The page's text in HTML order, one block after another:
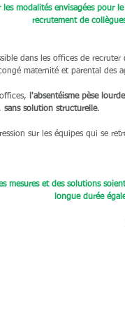
les modalités envisagées pour
recrutement de
dans les offices de
maternité et parental des
l'absentéisme pèse
sans solution structurelle.
sur les équipes qui se
mesures et des solutions
longue durée